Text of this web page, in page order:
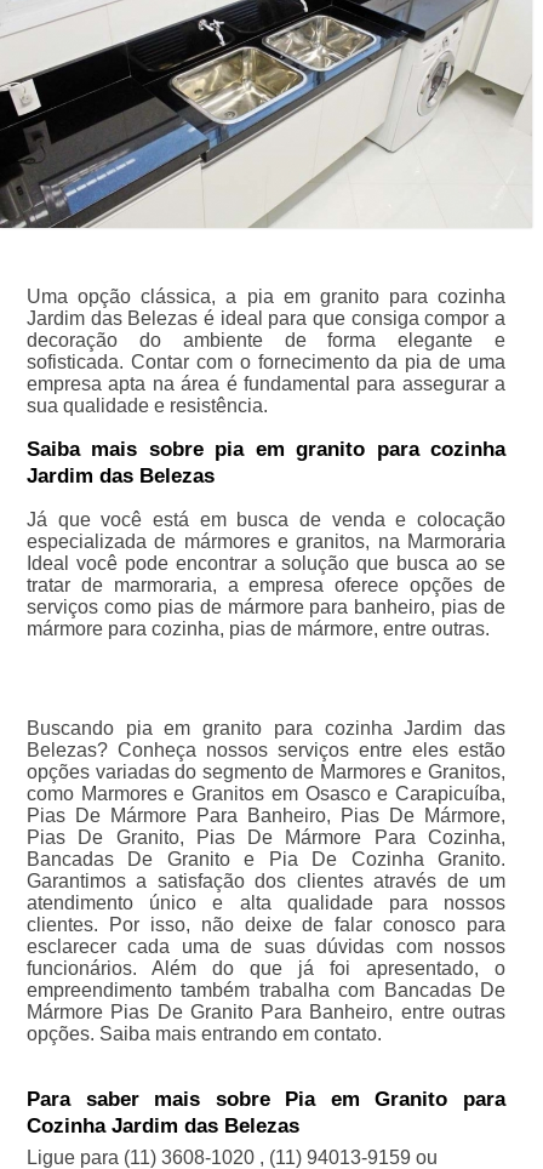
Uma opção clássica, a pia em granito para cozinha
Jardim das Belezas é ideal para que consiga compor a
decoração do ambiente de forma elegante e
sofisticada. Contar com o fornecimento da pia de uma
empresa apta na área é fundamental para assegurar a
sua qualidade e resistência.
Saiba mais sobre pia em granito para cozinha
Jardim das Belezas
Já que você está em busca de venda e colocação
especializada de mármores e granitos, na Marmoraria
Ideal você pode encontrar a solução que busca ao se
tratar de marmoraria, a empresa oferece opções de
serviços como pias de mármore para banheiro, pias de
mármore para cozinha, pias de mármore, entre outras.
Buscando pia em granito para cozinha Jardim das
Belezas? Conheça nossos serviços entre eles estão
opções variadas do segmento de Marmores e Granitos,
como Marmores e Granitos em Osasco e Carapicuíba,
Pias De Mármore Para Banheiro, Pias De Mármore,
Pias De Granito, Pias De Mármore Para Cozinha,
Bancadas De Granito e Pia De Cozinha Granito.
Garantimos a satisfação dos clientes através de um
atendimento único e alta qualidade para nossos
clientes. Por isso, não deixe de falar conosco para
esclarecer cada uma de suas dúvidas com nossos
funcionários. Além do que já foi apresentado, o
empreendimento também trabalha com Bancadas De
Mármore Pias De Granito Para Banheiro, entre outras
opções. Saiba mais entrando em contato.
Para saber mais sobre Pia em Granito para
Cozinha Jardim das Belezas
Ligue para (11) 3608-1020 , (11) 94013-9159 ou